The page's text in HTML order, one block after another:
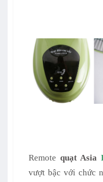
Remote quạt Asia
vượt bậc với chức